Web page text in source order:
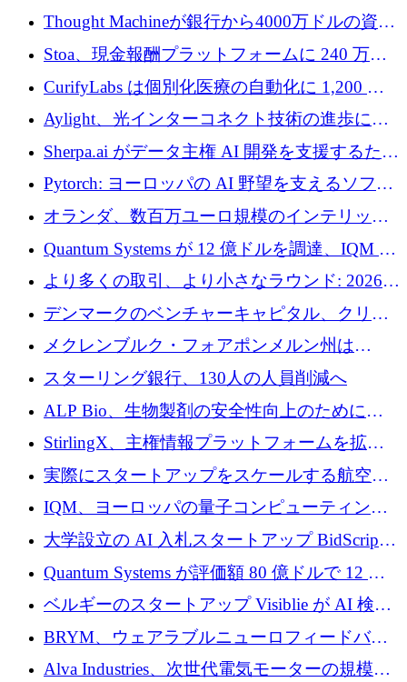
ニングに変えるために 700 万ポンドを獲得
Thought Machineが銀行から4000万ドルの資金
調達、年間収益1億ドルを突破
Stoa、現金報酬プラットフォームに 240 万ド
ルを確保
CurifyLabs は個別化医療の自動化に 1,200 万
ユーロを寄付
Aylight、光インターコネクト技術の進歩に向
けて450万ユーロのプレシードラウンドを終了
Sherpa.ai がデータ主権 AI 開発を支援するため
に 1,800 万ドルを調達
Pytorch: ヨーロッパの AI 野望を支えるソフト
ウェア層
オランダ、数百万ユーロ規模のインテリック
との提携で軍用ドローンにソフトウェアファ
ースト戦略を採用
Quantum Systems が 12 億ドルを調達、IQM が
米国の主要取引所で初の欧州量子企業とな
る、6 月に欧州のスタートアップ資金調達
より多くの取引、より小さなラウンド: 2026
年 6 月に欧州のスタートアップ資金調達
デンマークのベンチャーキャピタル、クリメ
ンタム・キャピタルが気候変動対策ハードウ
ェア投資として初回クローズで6,000万ユーロ
を確保
メクレンブルク・フォアポンメルン州は
Nextcloud を州全体に展開し、オープンソース
戦略を拡大
スターリング銀行、130人の人員削減へ
ALP Bio、生物製剤の安全性向上のために
Venture Kick から 16 万 1,000 ユーロを調達
StirlingX、主権情報プラットフォームを拡張
するためにシリーズ A で 2,000 万ドルを確保
実際にスタートアップをスケールする航空イ
ノベーション モデルを学ぶ
IQM、ヨーロッパの量子コンピューティング
企業として初めて米国の主要取引所に上場
大学設立の AI 入札スタートアップ BidScript
がプレシード資金総額 100 万ドルを突破
Quantum Systems が評価額 80 億ドルで 12 億
ドルを調達
ベルギーのスタートアップ Visiblie が AI 検索
の可視化のために 50 万ユーロを調達
BRYM、ウェアラブルニューロフィードバッ
クプラットフォームの開発に65万ユーロを確
Alva Industries、次世代電気モーターの規模拡